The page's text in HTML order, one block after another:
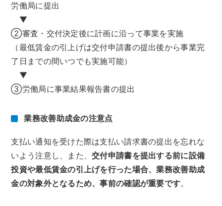
労働局に提出
▼
②審査・交付決定後に計画に沿って事業を実施
（最低賃金の引上げは交付申請書の提出後から事業完
了日までの間いつでも実施可能）
▼
③労働局に事業結果報告書の提出
業務改善助成金の注意点
支払い通知を受けた際は支払い請求書の提出を忘れな
いよう注意し、また、交付申請書を提出する前に設備
投資や最低賃金の引上げを行った場合、業務改善助成
金の対象外となるため、事前の確認が重要です。